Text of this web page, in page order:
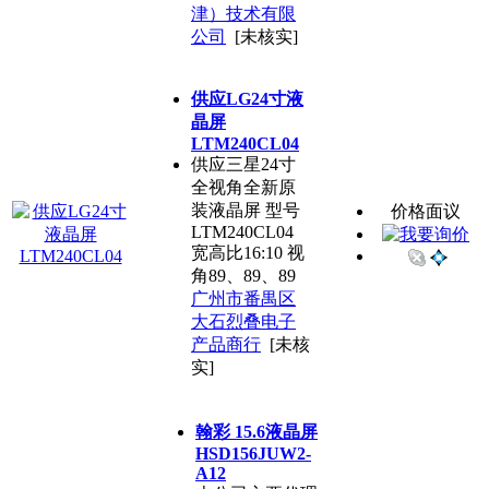
津）技术有限
公司
[未核实]
供应LG24寸液
晶屏
LTM240CL04
供应三星24寸
全视角全新原
装液晶屏 型号
LTM240CL04
宽高比16:10 视
角89、89、89
广州市番禺区
大石烈叠电子
产品商行 [未核
实]
价格面议
翰彩 15.6液晶屏
HSD156JUW2-
A12